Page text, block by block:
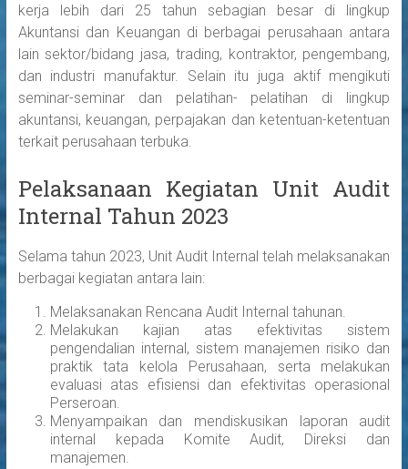
kerja lebih dari 25 tahun sebagian besar di lingkup
Akuntansi dan Keuangan di berbagai perusahaan antara
lain sektor/bidang jasa, trading, kontraktor, pengembang,
dan industri manufaktur. Selain itu juga aktif mengikuti
seminar-seminar dan pelatihan- pelatihan di lingkup
akuntansi, keuangan, perpajakan dan ketentuan-ketentuan
terkait perusahaan terbuka.
Pelaksanaan Kegiatan Unit Audit
Internal Tahun 2023
Selama tahun 2023, Unit Audit Internal telah melaksanakan
berbagai kegiatan antara lain:
Melaksanakan Rencana Audit Internal tahunan.
Melakukan kajian atas efektivitas sistem
pengendalian internal, sistem manajemen risiko dan
praktik tata kelola Perusahaan, serta melakukan
evaluasi atas efisiensi dan efektivitas operasional
Perseroan.
Menyampaikan dan mendiskusikan laporan audit
internal kepada Komite Audit, Direksi dan
manajemen.